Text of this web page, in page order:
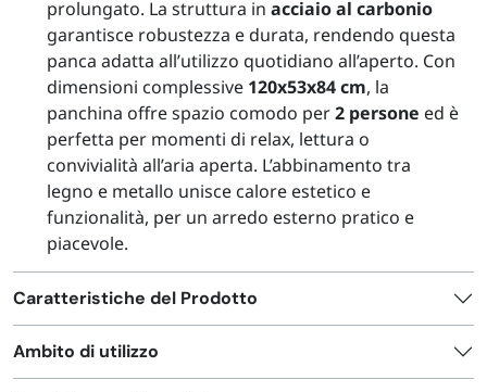
prolungato. La struttura in acciaio al carbonio
garantisce robustezza e durata, rendendo questa
panca adatta all’utilizzo quotidiano all’aperto. Con
dimensioni complessive 120x53x84 cm, la
panchina offre spazio comodo per2 persone ed è
perfetta per momenti di relax, lettura o
convivialità all’aria aperta. L’abbinamento tra
legno e metallo unisce calore estetico e
funzionalità, per un arredo esterno pratico e
piacevole.
Caratteristiche del Prodotto
Ambito di utilizzo